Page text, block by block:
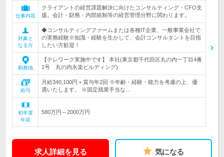
仕事内容
クライアントの経営課題解決に向けたコンサルティング・CFO支
援。会計・財務・内部統制等の経営管理分野に関わります。
対象と
なる方
◆コンサルティングファームまたは各種IT企業、一般事業会社で
の実務経験※知識・経験を生かして、会計コンサルタントを目指
したい方歓迎！
勤務地
【テレワーク実施中です】 本社(東京都千代田区丸の内一丁目4番
1号 丸の内永楽ビルディング)
給与
月給340,100円＋賞与年2回 ※年齢・経験・能力を考慮の上、優
遇いたします。 ※固定残業手当な…
初年度
年収
580万円～2000万円
求人詳細を見る 気になる